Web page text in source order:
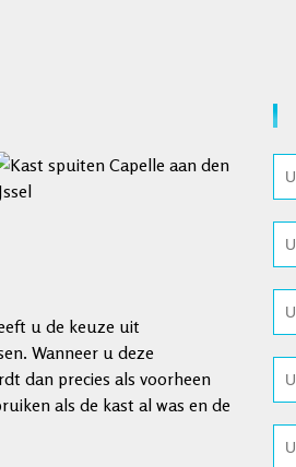
u de keuze uit
Wanneer u deze
dan precies als voorheen
als de kast al was en de